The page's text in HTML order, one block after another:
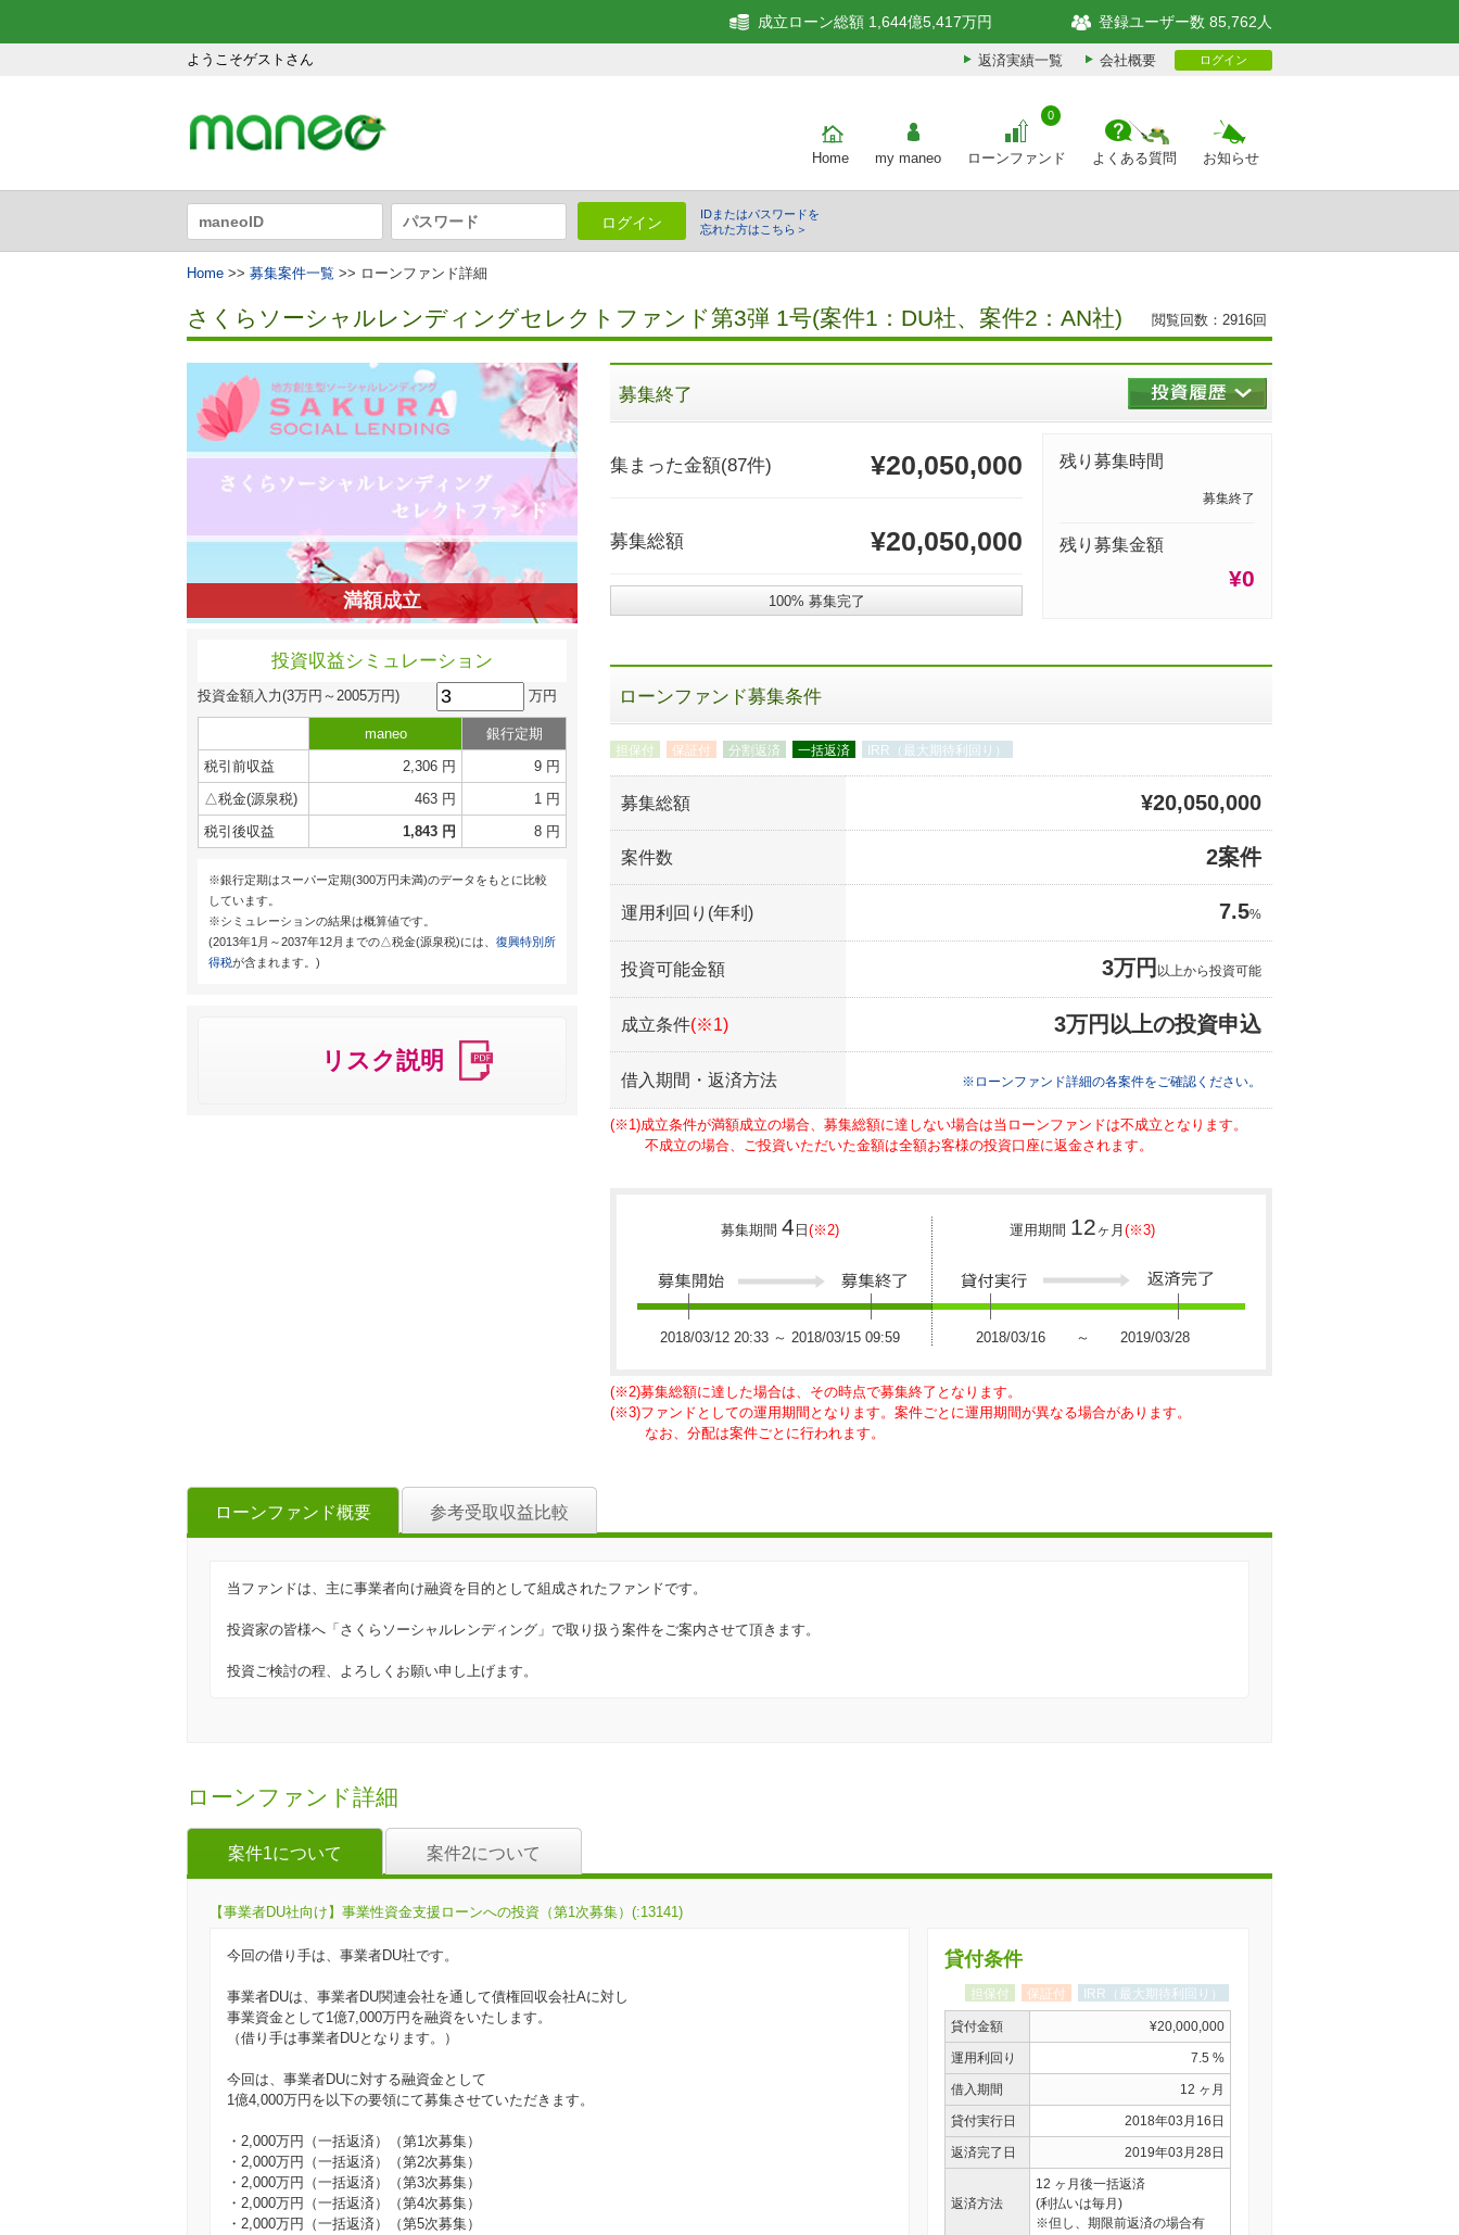
ようこそゲストさん
成立ローン総額 1,644億5,417万円 登録ユーザー数 85,762人
返済実績一覧 会社概要 ログイン
Home my maneo ローンファンド
0
よくある質問 お知らせ
ログイン
IDまたはパスワードを
忘れた方はこちら＞
Home >> 募集案件一覧 >> ローンファンド詳細
さくらソーシャルレンディングセレクトファンド第3弾 1号(案件1：DU社、案件2：AN社) 閲覧回数：2916回
満額成立
投資収益シミュレーション
投資金額入力(3万円～2005万円) 万円
maneo
銀行定期
税引前収益
2,306 円
9 円
△税金(源泉税)
463 円
1 円
税引後収益
1,843 円 8 円
※銀行定期はスーパー定期(300万円未満)のデータをもとに比較
しています。
※シミュレーションの結果は概算値です。
(2013年1月～2037年12月までの△税金(源泉税)には、 復興特別所
得税が含まれます。)
リスク説明
募集終了
集まった金額(87件) ¥20,050,000
募集総額 ¥20,050,000
100% 募集完了
残り募集時間
募集終了
残り募集金額
¥0
ローンファンド募集条件
担保付 保証付 分割返済 一括返済 IRR（最大期待利回り）
募集総額 ¥20,050,000
案件数 2案件
運用利回り(年利) 7.5%
投資可能金額 3万円 以上から投資可能
成立条件(※1) 3万円以上の投資申込
借入期間・返済方法 ※ローンファンド詳細の各案件をご確認ください。
(※1)成立条件が満額成立の場合、募集総額に達しない場合は当ローンファンドは不成立となります。
不成立の場合、ご投資いただいた金額は全額お客様の投資口座に返金されます。
募集期間 4 日(※2) 運用期間 12ヶ月 (※3)
2018/03/12 20:33 ～ 2018/03/15 09:59 2018/03/16 ～ 2019/03/28
(※2)募集総額に達した場合は、その時点で募集終了となります。
(※3)ファンドとしての運用期間となります。案件ごとに運用期間が異なる場合があります。
なお、分配は案件ごとに行われます。
ローンファンド概要 参考受取収益比較
当ファンドは、主に事業者向け融資を目的として組成されたファンドです。
投資家の皆様へ「さくらソーシャルレンディング」で取り扱う案件をご案内させて頂きます。
投資ご検討の程、よろしくお願い申し上げます。
ローンファンド詳細
案件1について 案件2について
【事業者DU社向け】事業性資金支援ローンへの投資（第1次募集）(:13141)
今回の借り手は、事業者DU社です。
事業者DUは、事業者DU関連会社を通して債権回収会社Aに対し
事業資金として1億7,000万円を融資をいたします。
（借り手は事業者DUとなります。）
今回は、事業者DUに対する融資金として
1億4,000万円を以下の要領にて募集させていただきます。
・2,000万円（一括返済）（第1次募集）
・2,000万円（一括返済）（第2次募集）
・2,000万円（一括返済）（第3次募集）
・2,000万円（一括返済）（第4次募集）
・2,000万円（一括返済）（第5次募集）
貸付条件
担保付 保証付 IRR（最大期待利回り）
貸付金額 ¥20,000,000
運用利回り 7.5 %
借入期間 12 ヶ月
貸付実行日 2018年03月16日
返済完了日 2019年03月28日
返済方法
12 ヶ月後一括返済
(利払いは毎月)
※但し、期限前返済の場合有